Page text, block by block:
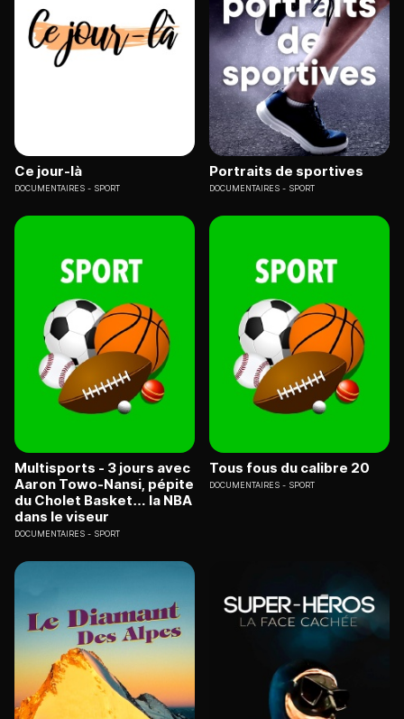
Ce jour-là
DOCUMENTAIRES SPORT
Portraits de sportives
DOCUMENTAIRES SPORT
Multisports - 3 jours avec
Aaron Towo-Nansi, pépite
du Cholet Basket… la NBA
dans le viseur
DOCUMENTAIRES SPORT
Tous fous du calibre 20
DOCUMENTAIRES SPORT